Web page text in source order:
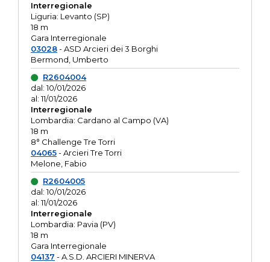
Interregionale
Liguria: Levanto (SP)
18 m
Gara Interregionale
03028- ASD Arcieri dei 3 Borghi
Bermond, Umberto
R2604004
dal: 10/01/2026
al: 11/01/2026
Interregionale
Lombardia: Cardano al Campo (VA)
18 m
8° Challenge Tre Torri
04065- Arcieri Tre Torri
Melone, Fabio
R2604005
dal: 10/01/2026
al: 11/01/2026
Interregionale
Lombardia: Pavia (PV)
18 m
Gara Interregionale
04137 - A.S.D. ARCIERI MINERVA